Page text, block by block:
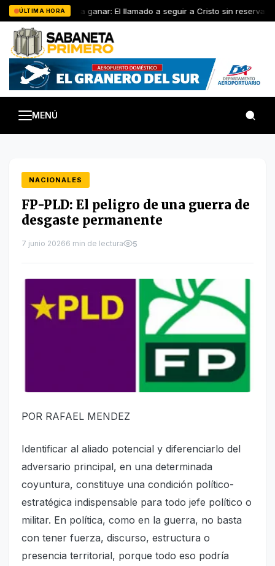
Saltar
al
contenido
ÚLTIMA HORA
“Perder para ganar: El llamado a seguir a Cristo sin reservas”
MENÚ
NACIONALES
FP-PLD: El peligro de una guerra de
desgaste permanente
7 junio 20266 min de lectura 5
POR RAFAEL MENDEZ
Identificar al aliado potencial y diferenciarlo del
adversario principal, en una determinada
coyuntura, constituye una condición político-
estratégica indispensable para todo jefe político o
militar. En política, como en la guerra, no basta
con tener fuerza, discurso, estructura o
presencia territorial, porque todo eso podría